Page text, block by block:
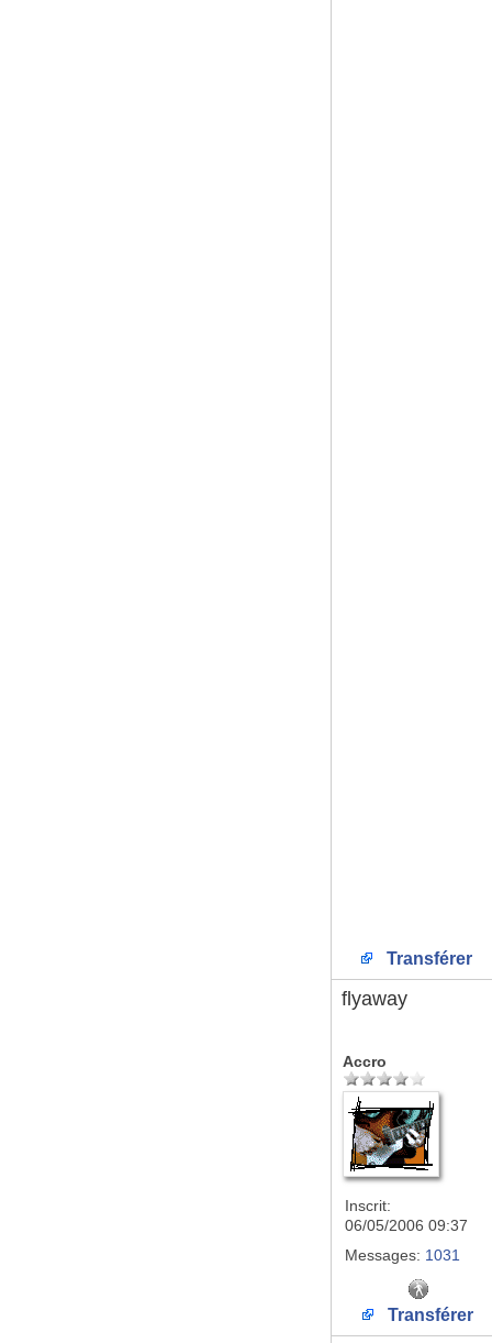
Transférer
flyaway
Accro
Inscrit:
06/05/2006 09:37
Messages: 1031
Transférer